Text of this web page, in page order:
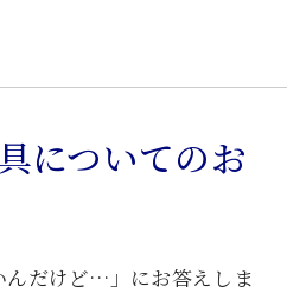
についてのお
んだけど…」にお答えしま